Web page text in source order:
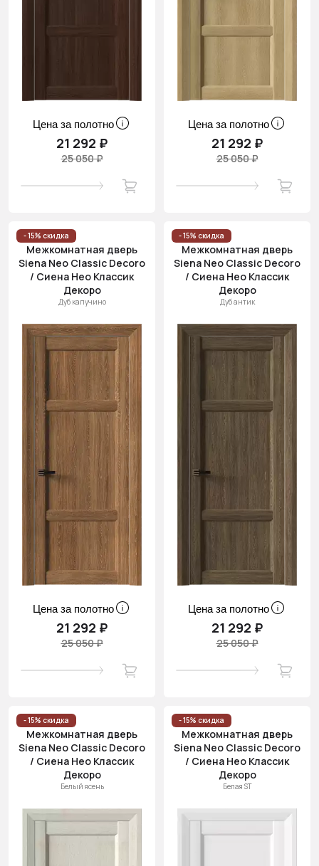
Цена за полотно
21 292 ₽
25 050 ₽
Цена за полотно
21 292 ₽
25 050 ₽
- 15% скидка
Межкомнатная дверь
Siena Neo Classic Decoro
/ Сиена Нео Классик
Декоро
Дуб капучино
Цена за полотно
21 292 ₽
25 050 ₽
- 15% скидка
Межкомнатная дверь
Siena Neo Classic Decoro
/ Сиена Нео Классик
Декоро
Дуб антик
Цена за полотно
21 292 ₽
25 050 ₽
- 15% скидка
Межкомнатная дверь
Siena Neo Classic Decoro
/ Сиена Нео Классик
Декоро
Белый ясень
- 15% скидка
Межкомнатная дверь
Siena Neo Classic Decoro
/ Сиена Нео Классик
Декоро
Белая ST